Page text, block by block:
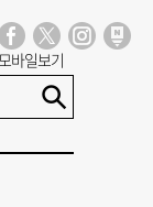
바일보기